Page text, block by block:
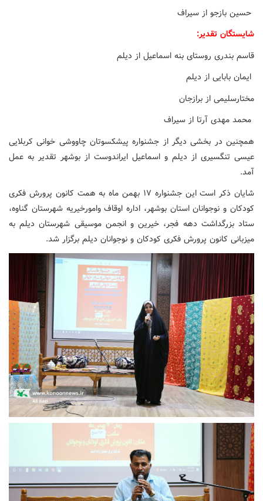
حسین بازجو از سیراف
شایستگان تقدیر:
قاسم بندری روستای بنه اسماعیل از دیلم
ایمان بابایی از دیلم
مختارسلیمی از برازجان
محمد مهدی آرتا از سیراف
همچنین در بخشی دیگر از جشنواره پیشکسوتان چاووشی خوانی کربلایی
عیسی تنگسیری از دیلم و اسماعیل ایراندوست از بوشهر تقدیر به عمل
آمد.
شایان ذکر است این جشنواره ۱۷ بهمن ماه به همت کانون پرورش فکری
کودکان و نوجوانان استان بوشهر، اداره اوقاف وامورخیریه شهرستان گناوه،
ستاد بزرگداشت دهه فجر، خیرین و انجمن موسیقی شهرستان دیلم به
میزبانی کانون پرورش فکری کودکان و نوجوانان دیلم برگزار شد.